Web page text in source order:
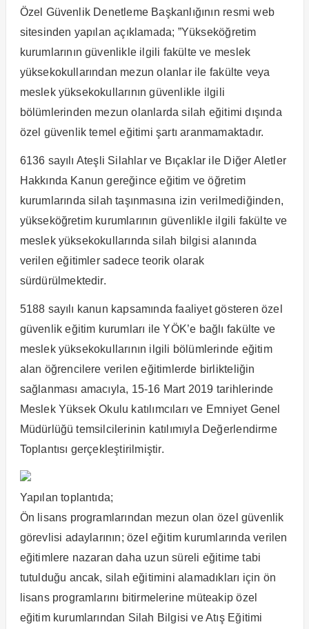
Özel Güvenlik Denetleme Başkanlığının resmi web
sitesinden yapılan açıklamada; ”Yükseköğretim
kurumlarının güvenlikle ilgili fakülte ve meslek
yüksekokullarından mezun olanlar ile fakülte veya
meslek yüksekokullarının güvenlikle ilgili
bölümlerinden mezun olanlarda silah eğitimi dışında
özel güvenlik temel eğitimi şartı aranmamaktadır.
6136 sayılı Ateşli Silahlar ve Bıçaklar ile Diğer Aletler
Hakkında Kanun gereğince eğitim ve öğretim
kurumlarında silah taşınmasına izin verilmediğinden,
yükseköğretim kurumlarının güvenlikle ilgili fakülte ve
meslek yüksekokullarında silah bilgisi alanında
verilen eğitimler sadece teorik olarak
sürdürülmektedir.
5188 sayılı kanun kapsamında faaliyet gösteren özel
güvenlik eğitim kurumları ile YÖK’e bağlı fakülte ve
meslek yüksekokullarının ilgili bölümlerinde eğitim
alan öğrencilere verilen eğitimlerde birlikteliğin
sağlanması amacıyla, 15-16 Mart 2019 tarihlerinde
Meslek Yüksek Okulu katılımcıları ve Emniyet Genel
Müdürlüğü temsilcilerinin katılımıyla Değerlendirme
Toplantısı gerçekleştirilmiştir.
Yapılan toplantıda;
Ön lisans programlarından mezun olan özel güvenlik
görevlisi adaylarının; özel eğitim kurumlarında verilen
eğitimlere nazaran daha uzun süreli eğitime tabi
tutulduğu ancak, silah eğitimini alamadıkları için ön
lisans programlarını bitirmelerine müteakip özel
eğitim kurumlarından Silah Bilgisi ve Atış Eğitimi